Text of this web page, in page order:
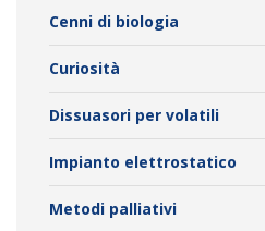
Cenni di biologia
Curiosità
Dissuasori per volatili
Impianto elettrostatico
Metodi palliativi